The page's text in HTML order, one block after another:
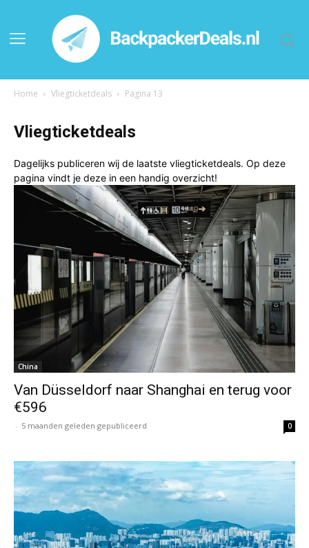
Home Vliegticketdeals Pagina 13
Vliegticketdeals
Dagelijks publiceren wij de laatste vliegticketdeals. Op deze
pagina vindt je deze in een handig overzicht!
China
Van Düsseldorf naar Shanghai en terug voor
€596
- 5 maanden geleden gepubliceerd 0